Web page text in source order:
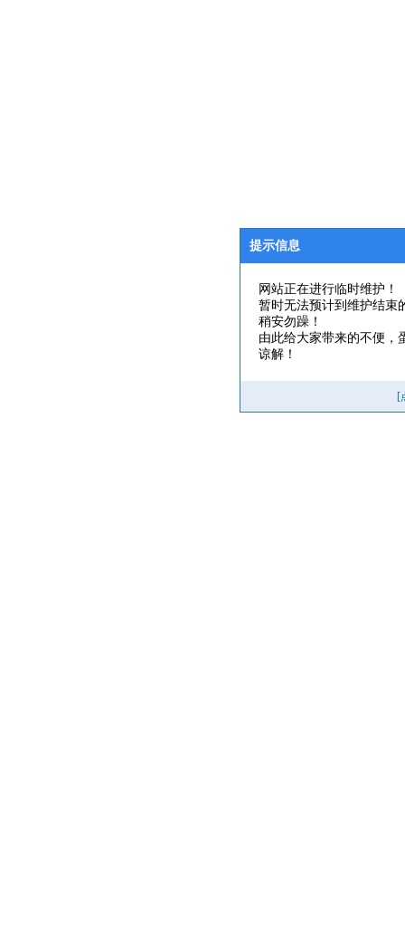
提示信息
网站正在进行临时维护！
暂时无法预计到维护结束
稍安勿躁！
由此给大家带来的不便，
谅解！
[